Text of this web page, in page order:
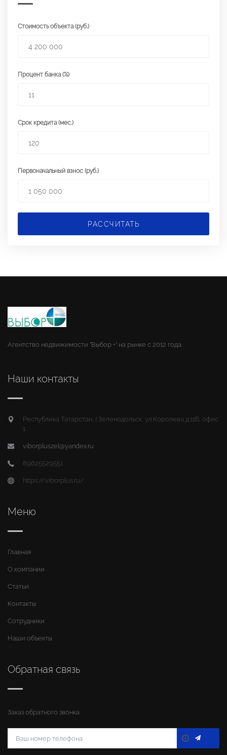
Стоимость объекта (руб.)
Процент банка (%)
Срок кредита (мес.)
Первоначальный взнос (руб.)
РАССЧИТАТЬ
Агентство недвижимости "Выбор +" на рынке с 2012 года.
Наши контакты
Республика Татарстан, г.Зеленодольск, ул.Королева д.11Б, офис
1
viborpluszel@yandex.ru
89625529551
https://viborplus.ru/
Меню
Главная
О компании
Статьи
Контакты
Сотрудники
Наши объекты
Обратная связь
Заказ обратного звонка